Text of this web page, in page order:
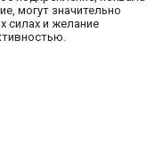
могут значительно
силах и желание